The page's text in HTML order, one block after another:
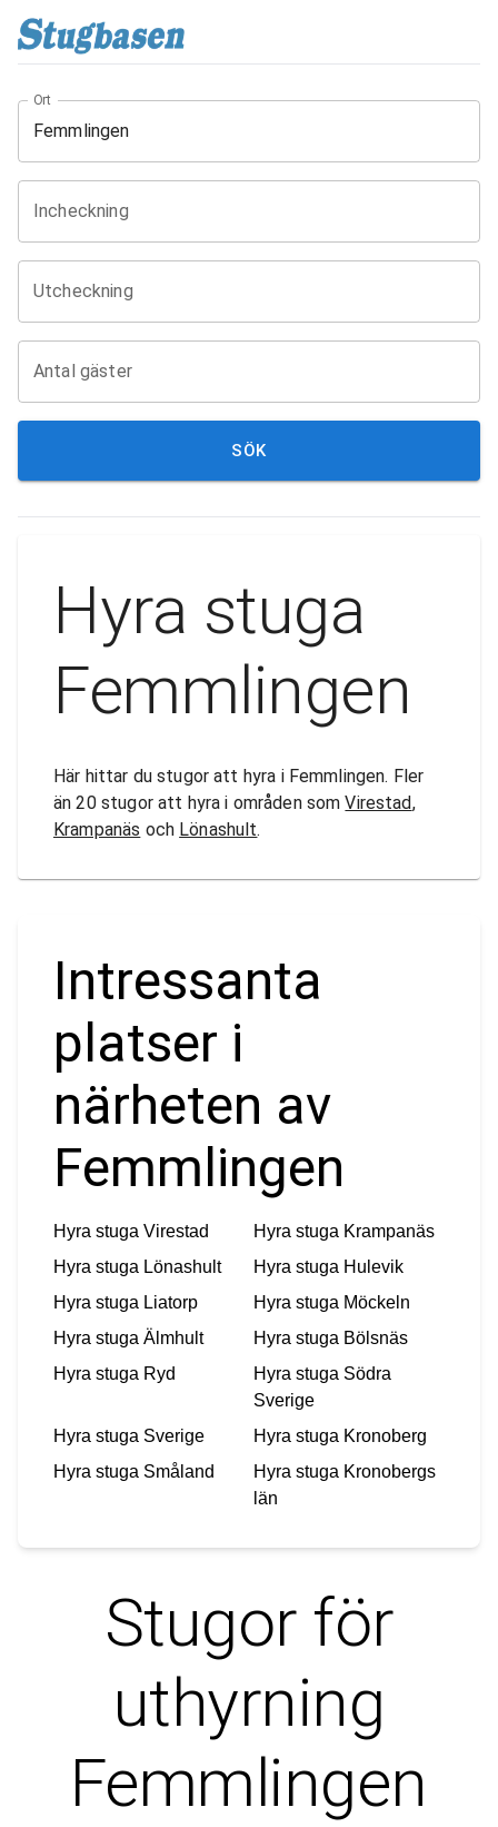
Ort
Incheckning
Utcheckning
Antal gäster
SÖK
Hyra stuga
Femmlingen
Här hittar du stugor att hyra i Femmlingen. Fler
än 20 stugor att hyra i områden somVirestad,
Krampanäs och Lönashult.
Intressanta
platser i
närheten av
Femmlingen
Hyra stuga Virestad Hyra stuga Krampanäs
Hyra stuga Lönashult Hyra stuga Hulevik
Hyra stuga Liatorp Hyra stuga Möckeln
Hyra stuga Älmhult Hyra stuga Bölsnäs
Hyra stuga Ryd Hyra stuga Södra
Sverige
Hyra stuga Sverige Hyra stuga Kronoberg
Hyra stuga Småland Hyra stuga Kronobergs
län
Stugor för
uthyrning
Femmlingen